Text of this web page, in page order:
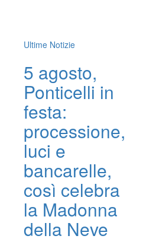
Ultime Notizie
5 agosto,
Ponticelli in
festa:
processione,
luci e
bancarelle,
così celebra
la Madonna
della Neve